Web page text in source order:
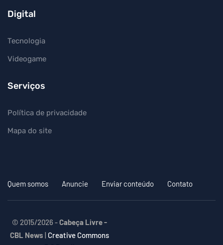
Digital
Tecnologia
Videogame
Serviços
Política de privacidade
Mapa do site
Quem somos Anuncie Enviar conteúdo Contato
© 2015/2026 -Cabeça Livre -
CBL News | Creative Commons